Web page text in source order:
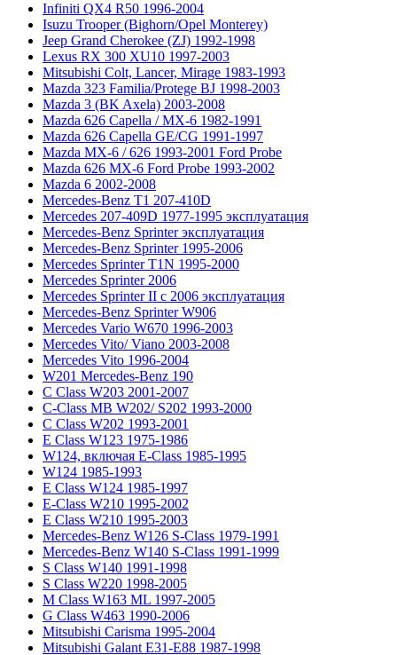
Infiniti QX4 R50 1996-2004
Isuzu Trooper (Bighorn/Opel Monterey)
Jeep Grand Cherokee (ZJ) 1992-1998
Lexus RX 300 XU10 1997-2003
Mitsubishi Colt, Lancer, Mirage 1983-1993
Mazda 323 Familia/Protege BJ 1998-2003
Mazda 3 (BK Axela) 2003-2008
Mazda 626 Capella / MX-6 1982-1991
Mazda 626 Capella GE/CG 1991-1997
Mazda MX-6 / 626 1993-2001 Ford Probe
Mazda 626 MX-6 Ford Probe 1993-2002
Mazda 6 2002-2008
Mercedes-Benz T1 207-410D
Mercedes 207-409D 1977-1995 эксплуатация
Mercedes-Benz Sprinter эксплуатация
Mercedes-Benz Sprinter 1995-2006
Mercedes Sprinter T1N 1995-2000
Mercedes Sprinter 2006
Mercedes Sprinter II с 2006 эксплуатация
Mercedes-Benz Sprinter W906
Mercedes Vario W670 1996-2003
Mercedes Vito/ Viano 2003-2008
Mercedes Vito 1996-2004
W201 Mercedes-Benz 190
C Class W203 2001-2007
C-Class MB W202/ S202 1993-2000
C Class W202 1993-2001
E Class W123 1975-1986
W124, включая E-Class 1985-1995
W124 1985-1993
E Class W124 1985-1997
E-Class W210 1995-2002
E Class W210 1995-2003
Mercedes-Benz W126 S-Class 1979-1991
Mercedes-Benz W140 S-Class 1991-1999
S Class W140 1991-1998
S Class W220 1998-2005
M Class W163 ML 1997-2005
G Class W463 1990-2006
Mitsubishi Carisma 1995-2004
Mitsubishi Galant E31-E88 1987-1998